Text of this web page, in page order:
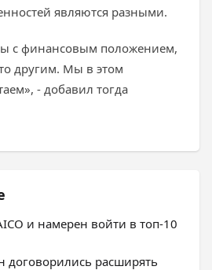
являются разными.
с финансовым положением,
другим. Мы в этом
- добавил тогда
и намерен войти в топ-10
договорились расширять